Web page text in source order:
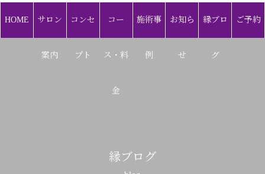
HOME サロン
案内
コンセ
プト
コー
ス・料
金
施術事
例
お知ら
せ
縁ブロ
グ
ご予約
縁ブログ